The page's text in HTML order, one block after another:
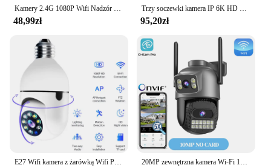
Kamery 2.4G 1080P Wifi Nadzór wideo IP Zewnętrzna ochrona bezpieczeństwa Monitor 4.0X Zoom Bezprzewodowy alarm śledzący w domu Wodoodporny
48,99zł
Trzy soczewki kamera IP 6K HD na zewnątrz z trzema ekranami kamera monitoringu wi-fi z funkcją automatycznego śledzenia 4K Dual Len Wirelss kamera telewizji przemysłowej iCsee
95,20zł
E27 Wifi kamera z żarówką Wifi PTZ kolorowy noktowizor dwukierunkowy audio niania elektroniczna baby monitor automatyczne śledzenie bezpieczeństwo w domu kamera telewizji przemysłowej 20MP zewnętrzna kamera Wi-Fi 10K HD z trzema obiektywami Kamera IP 5G PTZ z 10-krotnym zoomem cyfrowym Kamera śledząca z automatycznym wykrywaniem człowieka AI